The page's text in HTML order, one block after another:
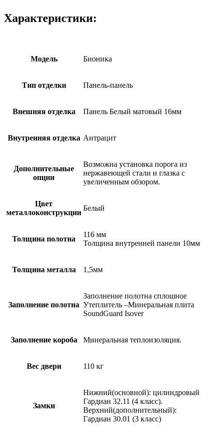
073
Характеристики:
Модель Бионика
Тип отделки Панель-панель
Внешняя отделка Панель Белый матовый 16мм
Внутренняя отделка Антрацит
Дополнительные
опции
Возможна установка порога из
нержавеющей стали и глазка с
увеличенным обзором.
Цвет
металлоконструкции
Белый
Толщина полотна
116 мм
Толщина внутренней панели 10мм
Толщина металла 1,5мм
Заполнение полотна
Заполнение полотна сплошное
Утеплитель –Минеральная плита
SoundGuard Isover
Заполнение короба Минеральная теплоизоляция.
Вес двери 110 кг
Замки
Нижний(основной): цилиндровый
Гардиан 32.11 (4 класс).
Верхний(дополнительный):
Гардиан 30.01 (3 класс)